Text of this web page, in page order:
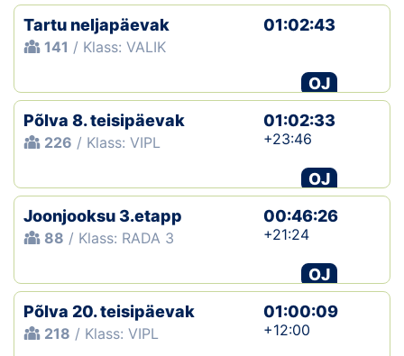
Kaardid
Koondised
Tulemused
Klubid
Suletud maastikud
Tartu neljapäevak
141 / Klass: VALIK
01:02:43
OJ
Põlva 8. teisipäevak
226 / Klass: VIPL
01:02:33
+23:46
OJ
Joonjooksu 3.etapp
88 / Klass: RADA 3
00:46:26
+21:24
OJ
Põlva 20. teisipäevak
218 / Klass: VIPL
01:00:09
+12:00